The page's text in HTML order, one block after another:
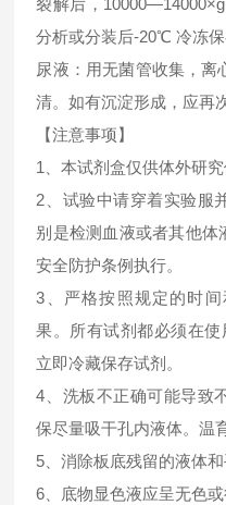
裂解后，
分析或分装后-20℃ 冷冻保
尿液：用无菌管收集，离
清。如有沉淀形成，应再
【注意事项】
1、本试剂盒仅供体外研
2、试验中请穿着实验服
别是检测血液或者其他体
安全防护条例执行。
3、严格按照规定的时
果。所有试剂都必须在
立即冷藏保存试剂。
4、洗板不正确可能导致
保尽量吸干孔内液体。温
5、消除板底残留的液体
6、底物显色液应呈无色或